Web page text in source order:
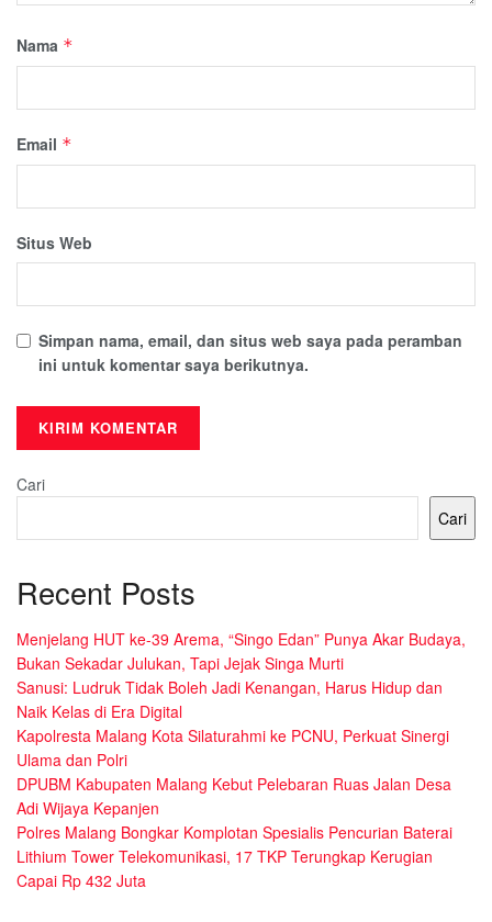
Nama *
Email *
Situs Web
Simpan nama, email, dan situs web saya pada peramban
ini untuk komentar saya berikutnya.
Cari
Cari
Recent Posts
Menjelang HUT ke-39 Arema, “Singo Edan” Punya Akar Budaya,
Bukan Sekadar Julukan, Tapi Jejak Singa Murti
Sanusi: Ludruk Tidak Boleh Jadi Kenangan, Harus Hidup dan
Naik Kelas di Era Digital
Kapolresta Malang Kota Silaturahmi ke PCNU, Perkuat Sinergi
Ulama dan Polri
DPUBM Kabupaten Malang Kebut Pelebaran Ruas Jalan Desa
Adi Wijaya Kepanjen
Polres Malang Bongkar Komplotan Spesialis Pencurian Baterai
Lithium Tower Telekomunikasi, 17 TKP Terungkap Kerugian
Capai Rp 432 Juta